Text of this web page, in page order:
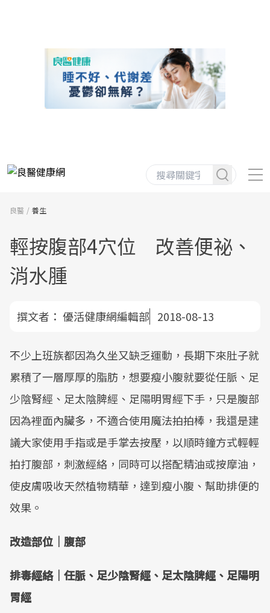
良醫 養生
輕按腹部4穴位 改善便祕、
消水腫
撰文者： 優活健康網編輯部 2018-08-13
不少上班族都因為久坐又缺乏運動，長期下來肚子就
累積了一層厚厚的脂肪，想要瘦小腹就要從任脈、足
少陰腎經、足太陰脾經、足陽明胃經下手，只是腹部
因為裡面內臟多，不適合使用魔法拍拍棒，我還是建
議大家使用手指或是手掌去按壓，以順時鐘方式輕輕
拍打腹部，刺激經絡，同時可以搭配精油或按摩油，
使皮膚吸收天然植物精華，達到瘦小腹、幫助排便的
效果。
改造部位｜腹部
排毒經絡｜任脈、足少陰腎經、足太陰脾經、足陽明
胃經